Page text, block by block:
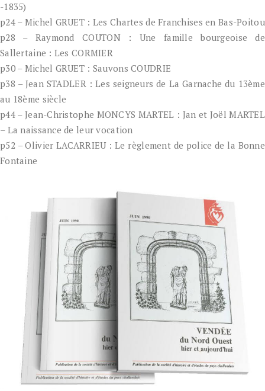
-1835)
p24 – Michel GRUET : Les Chartes de Franchises en Bas-Poitou
p28 – Raymond COUTON : Une famille bourgeoise de
Sallertaine : Les CORMIER
p30 – Michel GRUET : Sauvons COUDRIE
p38 – Jean STADLER : Les seigneurs de La Garnache du 13ème
au 18ème siècle
p44 – Jean-Christophe MONCYS MARTEL : Jan et Joël MARTEL
– La naissance de leur vocation
p52 – Olivier LACARRIEU : Le règlement de police de la Bonne
Fontaine